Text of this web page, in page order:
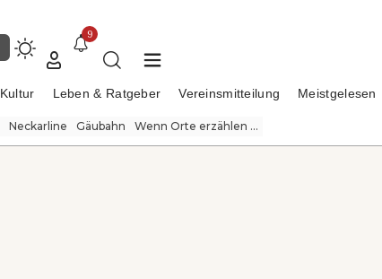
9
Kultur Leben & Ratgeber Vereinsmitteilung Meistgelesen
Neckarline Gäubahn Wenn Orte erzählen ...